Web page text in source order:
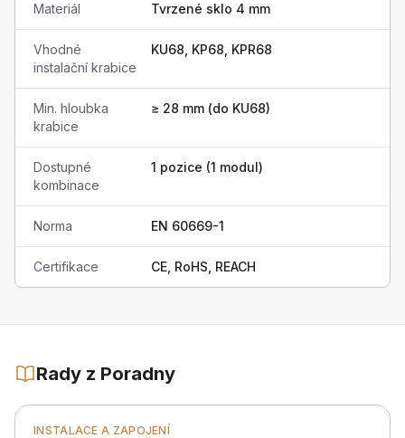
Materiál Tvrzené sklo 4 mm
Vhodné
instalační krabice
KU68, KP68, KPR68
Min. hloubka
krabice
≥ 28 mm (do KU68)
Dostupné
kombinace
1 pozice (1 modul)
Norma EN 60669-1
Certifikace CE, RoHS, REACH
Rady z Poradny
INSTALACE A ZAPOJENÍ